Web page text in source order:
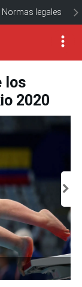
Normas legales
los
2020